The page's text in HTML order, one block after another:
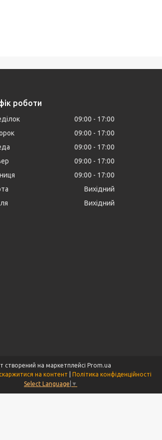
роботи
09:00
17:00
09:00
17:00
09:00
17:00
09:00
17:00
09:00
17:00
Вихідний
Вихідний
створений на маркетплейсі Prom.ua
на контент
Політика конфіденційності
Select Language ▼